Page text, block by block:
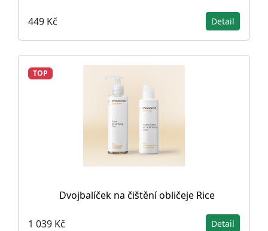
449 Kč Detail
TOP
Dvojbalíček na čištění obličeje Rice
1 039 Kč Detail